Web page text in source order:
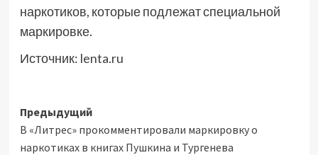
наркотиков, которые подлежат специальной
маркировке.
Источник: lenta.ru
Навигация
записи
Предыдущий
В «Литрес» прокомментировали маркировку о
наркотиках в книгах Пушкина и Тургенева